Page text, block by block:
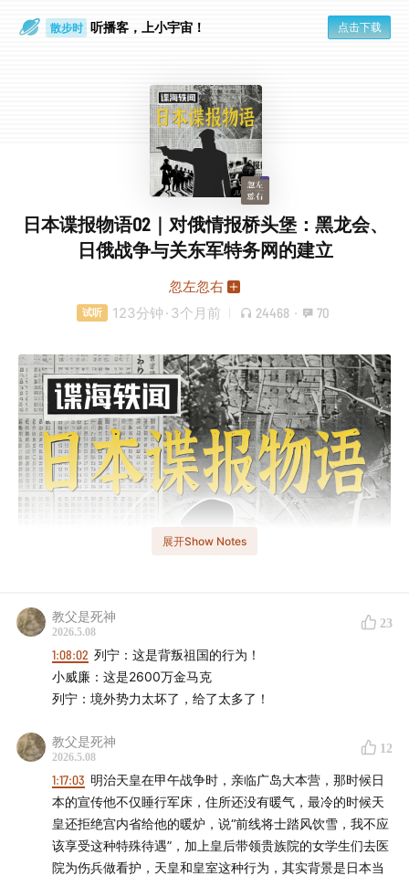
散步时 听播客，上小宇宙！ 点击下载
日本谍报物语02｜对俄情报桥头堡：黑龙会、
日俄战争与关东军特务网的建立
忽左忽右
试听 123分钟 · 3个月前 24468 · 70
- 导语 -
甲午战争引发的「三国干涉还辽」事件，意外促使日本对
俄情报体系在战后迅速膨胀。西伯利亚大铁路的修建进
度，如何成了日本对俄开战的倒计时？「黑龙会」等日本
展开Show Notes
教父是死神
2026.5.08
23
1:08:02 列宁：这是背叛祖国的行为！
小威廉：这是2600万金马克
列宁：境外势力太坏了，给了太多了！
教父是死神
2026.5.08
12
1:17:03 明治天皇在甲午战争时，亲临广岛大本营，那时候日
本的宣传他不仅睡行军床，住所还没有暖气，最冷的时候天
皇还拒绝宫内省给他的暖炉，说“前线将士踏风饮雪，我不应
该享受这种特殊待遇”，加上皇后带领贵族院的女学生们去医
院为伤兵做看护，天皇和皇室这种行为，其实背景是日本当